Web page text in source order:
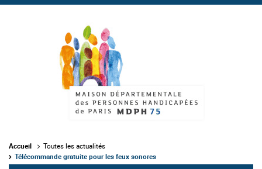
Accueil
Toutes les actualités
Télécommande gratuite pour les feux sonores